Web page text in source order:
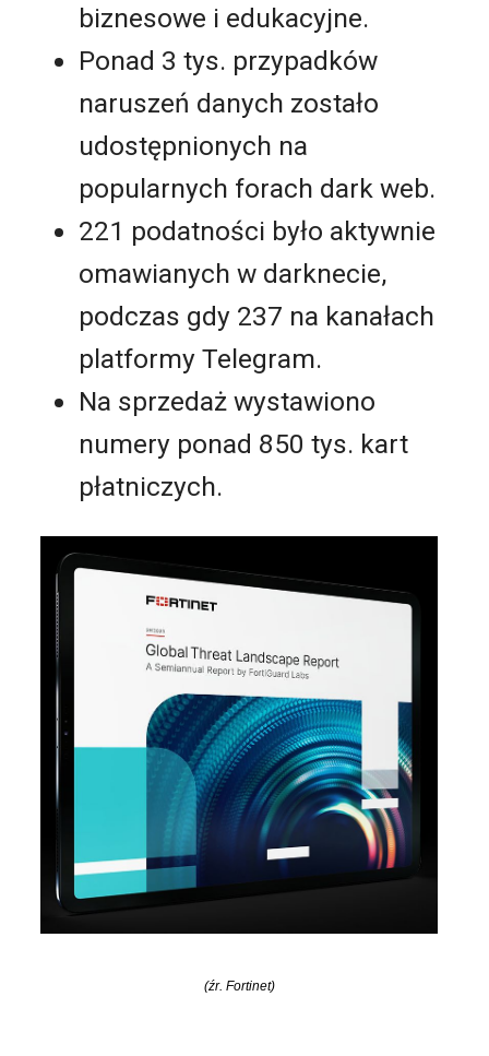
biznesowe i edukacyjne.
Ponad 3 tys. przypadków
naruszeń danych zostało
udostępnionych na
popularnych forach dark web.
221 podatności było aktywnie
omawianych w darknecie,
podczas gdy 237 na kanałach
platformy Telegram.
Na sprzedaż wystawiono
numery ponad 850 tys. kart
płatniczych.
(źr. Fortinet)